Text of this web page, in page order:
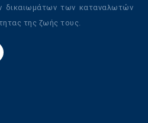
δικαιωμάτων των καταναλωτών
της ζωής τους.